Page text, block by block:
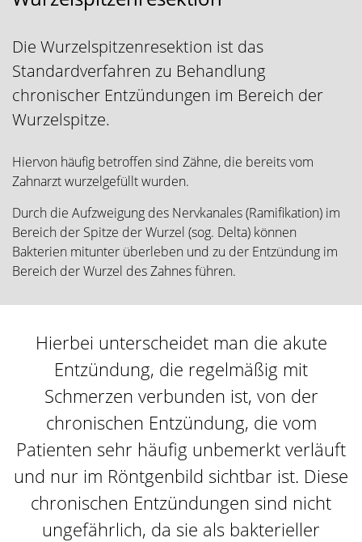
Die Wurzelspitzenresektion ist das
Standardverfahren zu Behandlung
chronischer Entzündungen im Bereich der
Wurzelspitze.
Hiervon häufig betroffen sind Zähne, die bereits vom
Zahnarzt wurzelgefüllt wurden.
Durch die Aufzweigung des Nervkanales (Ramifikation) im
Bereich der Spitze der Wurzel (sog. Delta) können
Bakterien mitunter überleben und zu der Entzündung im
Bereich der Wurzel des Zahnes führen.
Hierbei unterscheidet man die akute
Entzündung, die regelmäßig mit
Schmerzen verbunden ist, von der
chronischen Entzündung, die vom
Patienten sehr häufig unbemerkt verläuft
und nur im Röntgenbild sichtbar ist. Diese
chronischen Entzündungen sind nicht
ungefährlich, da sie als bakterieller